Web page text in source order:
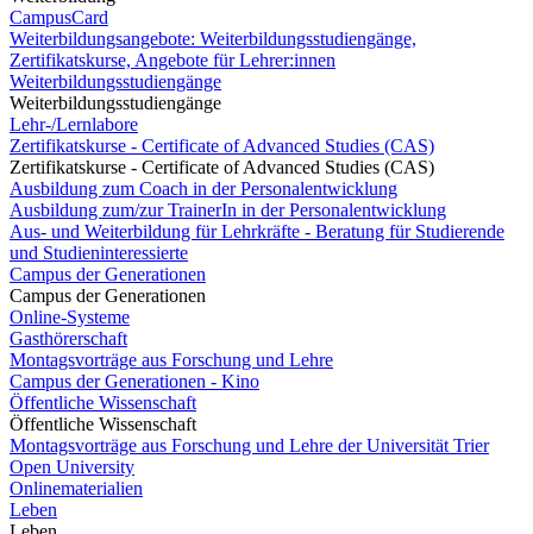
CampusCard
Weiterbildungsangebote: Weiterbildungsstudiengänge,
Zertifikatskurse, Angebote für Lehrer:innen
Weiterbildungsstudiengänge
Weiterbildungsstudiengänge
Lehr-/Lernlabore
Zertifikatskurse - Certificate of Advanced Studies (CAS)
Zertifikatskurse - Certificate of Advanced Studies (CAS)
Ausbildung zum Coach in der Personalentwicklung
Ausbildung zum/zur TrainerIn in der Personalentwicklung
Aus- und Weiterbildung für Lehrkräfte - Beratung für Studierende
und Studieninteressierte
Campus der Generationen
Campus der Generationen
Online-Systeme
Gasthörerschaft
Montagsvorträge aus Forschung und Lehre
Campus der Generationen - Kino
Öffentliche Wissenschaft
Öffentliche Wissenschaft
Montagsvorträge aus Forschung und Lehre der Universität Trier
Open University
Onlinematerialien
Leben